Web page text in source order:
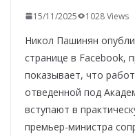
15/11/2025 1028 Views
Никол Пашинян
странице в Facebook,
показывает, что
отведенной под
вступают в
премьер-министра